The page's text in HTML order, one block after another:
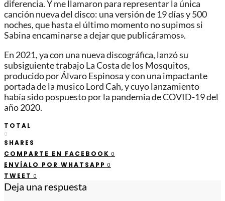
diferencia. Y me llamaron para representar la única
canción nueva del disco: una versión de 19 días y 500
noches, que hasta el último momento no supimos si
Sabina encaminarse a dejar que publicáramos».
En 2021, ya con una nueva discográfica, lanzó su
subsiguiente trabajo La Costa de los Mosquitos,
producido por Álvaro Espinosa y con una impactante
portada de la musico Lord Cah, y cuyo lanzamiento
había sido pospuesto por la pandemia de COVID-19 del
año 2020.
TOTAL
0
SHARES
COMPARTE EN FACEBOOK 0
ENVÍALO POR WHATSAPP 0
TWEET 0
Deja una respuesta